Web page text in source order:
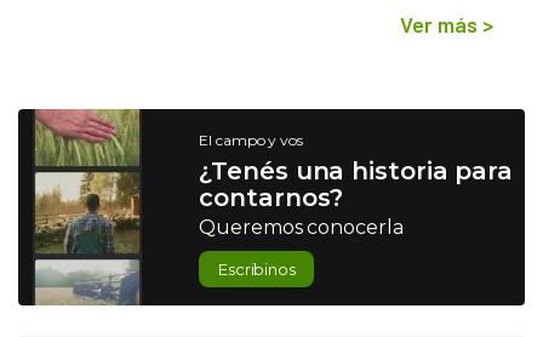
Ver más >
El campo y vos
¿Tenés una historia para
contarnos?
Queremos conocerla
Escribinos